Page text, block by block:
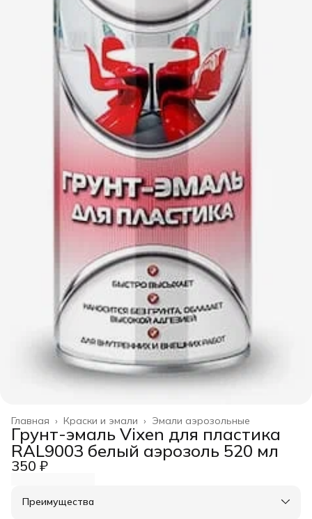
Эмали аэрозольные
Краски и эмали ›
Главная ›
Грунт-эмаль Vixen для пластика
RAL9003 белый аэрозоль 520 мл
350 ₽
Преимущества
Оплата частями в Сплит